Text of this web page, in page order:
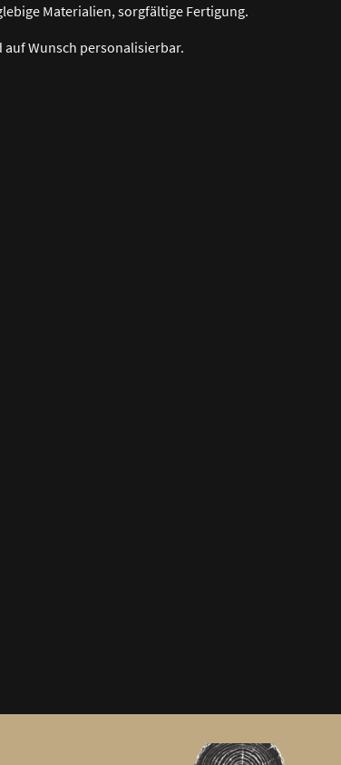
Materialien, sorgfältige Fertigung.
auf Wunsch personalisierbar.